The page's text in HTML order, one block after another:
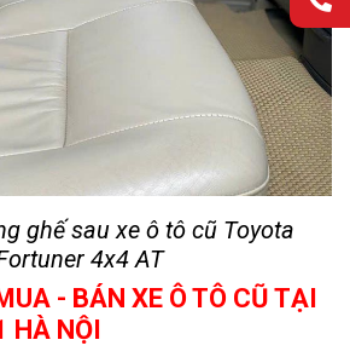
ghế sau xe ô tô cũ Toyota
4x4 AT
- BÁN XE Ô TÔ CŨ TẠI
HÀ NỘI